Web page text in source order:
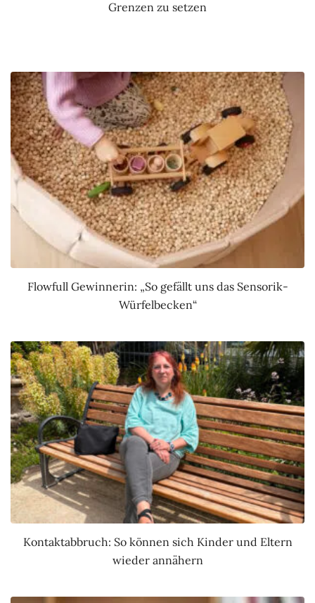
Grenzen zu setzen
Flowfull Gewinnerin: „So gefällt uns das Sensorik-
Würfelbecken“
Kontaktabbruch: So können sich Kinder und Eltern
wieder annähern